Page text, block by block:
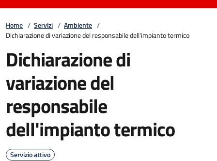
Home / Servizi / Ambiente /
Dichiarazione di variazione del responsabile dell'impianto termico
Dichiarazione di
variazione del
responsabile
dell'impianto termico
Servizio attivo